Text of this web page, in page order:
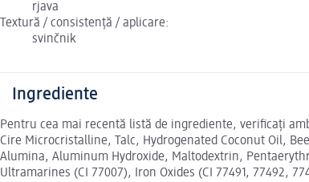
rjava
Textură / consistență / aplicare:
svinčnik
Ingrediente
Pentru cea mai recentă listă de ingrediente, verificați
Cire Microcristalline, Talc, Hydrogenated Coconut Oil,
Alumina, Aluminum Hydroxide, Maltodextrin,
Ultramarines (CI 77007), Iron Oxides (CI 77491, 77492,